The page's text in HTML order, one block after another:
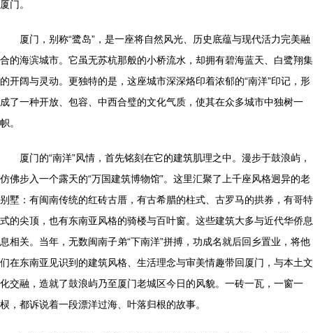
厦门。
厦门，别称“鹭岛”，是一座将自然风光、历史底蕴与现代活力完美融
合的海滨城市。它虽无苏杭那般的小桥流水，却拥有碧海蓝天、白鹭翔集
的开阔与灵动。更独特的是，这座城市深深烙印着浓郁的“南洋”印记，形
成了一种开放、包容、中西合璧的文化气质，使其在众多城市中独树一
帜。
厦门的“南洋”风情，首先铭刻在它的建筑肌理之中。漫步于鼓浪屿，
仿佛步入一个露天的“万国建筑博物馆”。这里汇聚了上千座风格迥异的老
别墅：有闽南传统的红砖古厝，有古希腊的柱式、古罗马的拱券，有哥特
式的尖顶，也有东南亚风格的骑楼与百叶窗。这些建筑大多与近代华侨息
息相关。当年，无数闽南子弟“下南洋”拼搏，功成名就后回乡置业，将他
们在东南亚见识到的建筑风格、生活理念与审美情趣带回厦门，与本土文
化交融，造就了鼓浪屿乃至厦门老城区今日的风貌。一砖一瓦，一窗一
棂，都诉说着一段漂洋过海、叶落归根的故事。